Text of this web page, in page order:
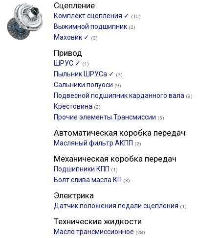
Сцепление
Комплект сцепления ✓ (10)
Выжимной подшипник (2)
Маховик ✓ (3)
Привод
ШРУС ✓ (1)
Пыльник ШРУСа ✓ (7)
Сальники полуоси (9)
Подвесной подшипник карданного вала (8)
Крестовина (3)
Прочие элементы Трансмиссии (5)
Автоматическая коробка передач
Масляный фильтр АКПП (2)
Механическая коробка передач
Подшипники КПП (1)
Болт слива масла КП (3)
Электрика
Датчик положения педали сцепления (1)
Технические жидкости
Масло трансмиссионное (28)